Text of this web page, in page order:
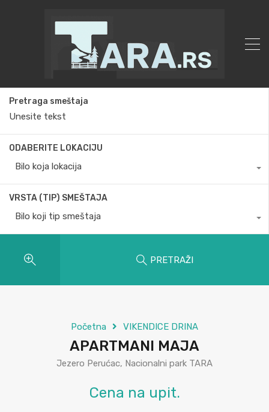
Pretraga smeštaja
ODABERITE LOKACIJU
Bilo koja lokacija
VRSTA (TIP) SMEŠTAJA
Bilo koji tip smeštaja
PRETRAŽI
Početna VIKENDICE DRINA
APARTMANI MAJA
Jezero Perućac, Nacionalni park TARA
Cena na upit.